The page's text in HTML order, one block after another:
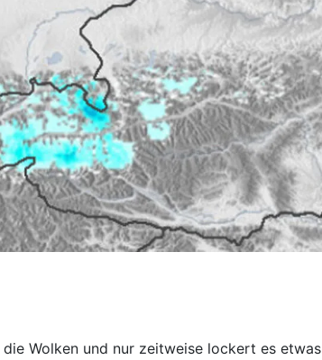
Wolken und nur zeitweise lockert es etwas